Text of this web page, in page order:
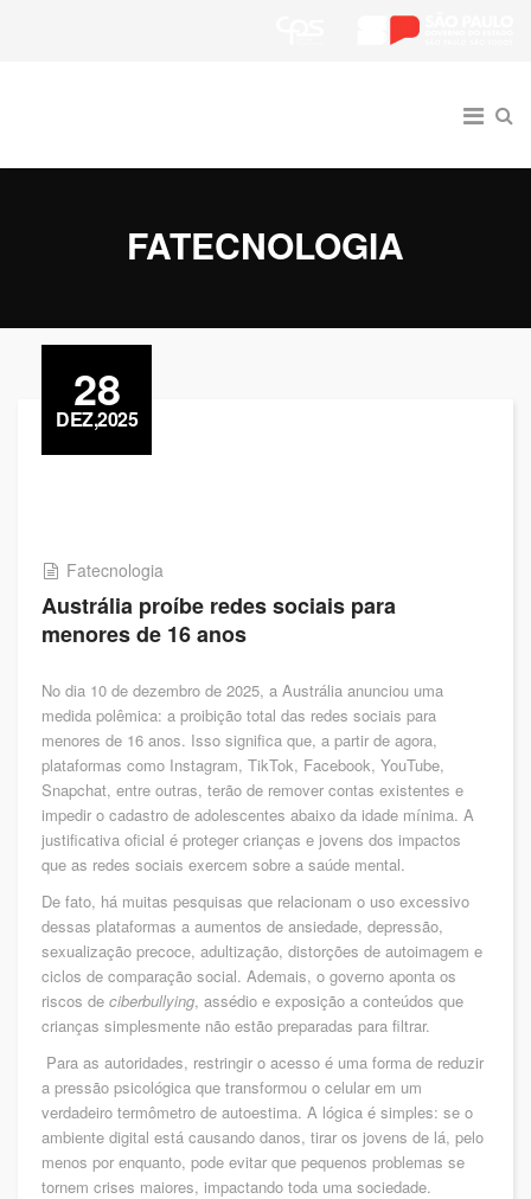
FATECNOLOGIA
28
DEZ,2025
Fatecnologia
Austrália proíbe redes sociais para
menores de 16 anos
No dia 10 de dezembro de 2025, a Austrália anunciou uma
medida polêmica: a proibição total das redes sociais para
menores de 16 anos. Isso significa que, a partir de agora,
plataformas como Instagram, TikTok, Facebook, YouTube,
Snapchat, entre outras, terão de remover contas existentes e
impedir o cadastro de adolescentes abaixo da idade mínima. A
justificativa oficial é proteger crianças e jovens dos impactos
que as redes sociais exercem sobre a saúde mental.
De fato, há muitas pesquisas que relacionam o uso excessivo
dessas plataformas a aumentos de ansiedade, depressão,
sexualização precoce, adultização, distorções de autoimagem e
ciclos de comparação social. Ademais, o governo aponta os
riscos de ciberbullying, assédio e exposição a conteúdos que
crianças simplesmente não estão preparadas para filtrar.
Para as autoridades, restringir o acesso é uma forma de reduzir
a pressão psicológica que transformou o celular em um
verdadeiro termômetro de autoestima. A lógica é simples: se o
ambiente digital está causando danos, tirar os jovens de lá, pelo
menos por enquanto, pode evitar que pequenos problemas se
tornem crises maiores, impactando toda uma sociedade.